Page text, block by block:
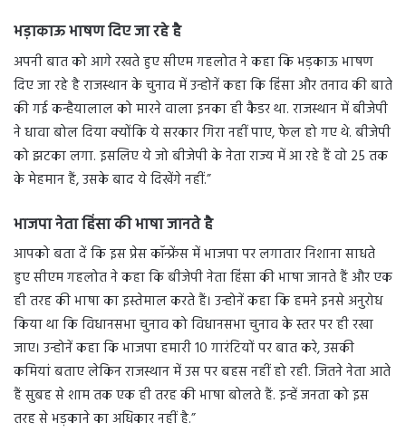
भड़ाकाऊ भाषण दिए जा रहे है
अपनी बात को आगे रखते हुए सीएम गहलोत ने कहा कि भड़काऊ भाषण
दिए जा रहे है राजस्थान के चुनाव में उन्होनें कहा कि हिंसा और तनाव की बाते
की गई कन्हैयालाल को मारने वाला इनका ही कैडर था. राजस्थान में बीजेपी
ने धावा बोल दिया क्योंकि ये सरकार गिरा नहीं पाए, फेल हो गए थे. बीजेपी
को झटका लगा. इसलिए ये जो बीजेपी के नेता राज्य में आ रहे हैं वो 25 तक
के मेहमान हैं, उसके बाद ये दिखेंगे नहीं.”
भाजपा नेता हिंसा की भाषा जानते है
आपको बता दें कि इस प्रेस कॉन्फ्रेंस में भाजपा पर लगातार निशाना साधते
हुए सीएम गहलोत ने कहा कि बीजेपी नेता हिंसा की भाषा जानते हैं और एक
ही तरह की भाषा का इस्तेमाल करते हैं। उन्होनें कहा कि हमने इनसे अनुरोध
किया था कि विधानसभा चुनाव को विधानसभा चुनाव के स्तर पर ही रखा
जाए। उन्होनें कहा कि भाजपा हमारी 10 गारंटियों पर बात करे, उसकी
कमियां बताए लेकिन राजस्थान में उस पर बहस नहीं हो रही. जितने नेता आते
हैं सुबह से शाम तक एक ही तरह की भाषा बोलते हैं. इन्हें जनता को इस
तरह से भड़काने का अधिकार नहीं है.”